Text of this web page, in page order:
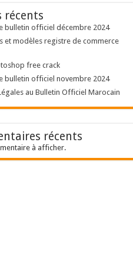
récents
bulletin officiel décembre 2024
et modèles registre de commerce
free crack
bulletin officiel novembre 2024
au Bulletin Officiel Marocain
récents
à afficher.